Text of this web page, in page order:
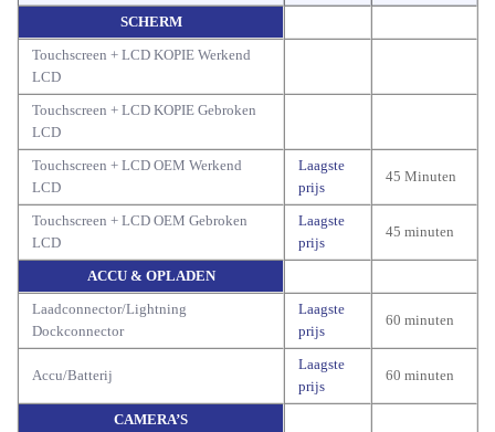
SCHERM
Touchscreen + LCD KOPIE Werkend
LCD
Touchscreen + LCD KOPIE Gebroken
LCD
Touchscreen + LCD OEM Werkend
LCD
Laagste
prijs
45 Minuten
Touchscreen + LCD OEM Gebroken
LCD
Laagste
prijs
45 minuten
ACCU & OPLADEN
Laadconnector/Lightning
Dockconnector
Laagste
prijs
60 minuten
Accu/Batterij
Laagste
prijs
60 minuten
CAMERA’S